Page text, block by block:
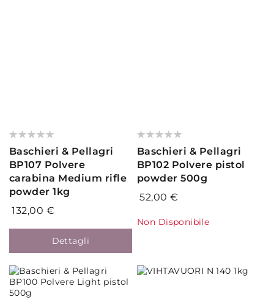
Valutazione:
Baschieri & Pellagri
BP107 Polvere
carabina Medium rifle
powder 1kg
132,00 €
Dettagli
Valutazione:
Baschieri & Pellagri
BP102 Polvere pistol
powder 500g
52,00 €
Non Disponibile